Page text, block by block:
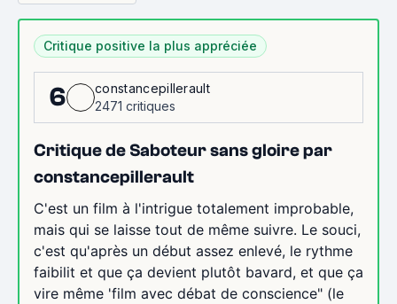
Critique positive la plus appréciée
6
constancepillerault
2471 critiques
Critique de Saboteur sans gloire par
constancepillerault
C'est un film à l'intrigue totalement improbable,
mais qui se laisse tout de même suivre. Le souci,
c'est qu'après un début assez enlevé, le rythme
faibilit et que ça devient plutôt bavard, et que ça
vire même 'film avec débat de conscience" (le